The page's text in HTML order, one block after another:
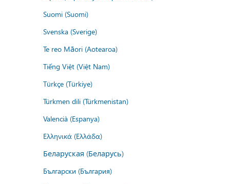
Suomi (Suomi)
Svenska (Sverige)
Te reo Māori (Aotearoa)
Tiếng Việt (Việt Nam)
Türkçe (Türkiye)
Türkmen dili (Türkmenistan)
Valencià (Espanya)
Ελληνικά (Ελλάδα)
Беларуская (Беларусь)
Български (България)